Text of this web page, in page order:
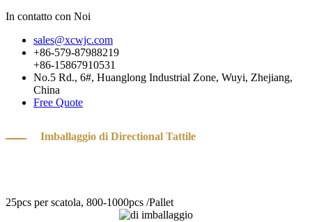
In contatto con Noi
sales@xcwjc.com
+86-579-87988219
+86-15867910531
No.5 Rd., 6#, Huanglong Industrial Zone, Wuyi, Zhejiang,
China
Free Quote
Imballaggio di Directional Tattile
25pcs per scatola, 800-1000pcs /Pallet